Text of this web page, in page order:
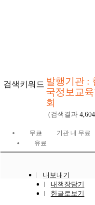
검색키워드 발행기관 :
국정보교
회
(검색결과 4,604
무료
기관 내 무료
유료
내보내기
내책장담기
한글로보기